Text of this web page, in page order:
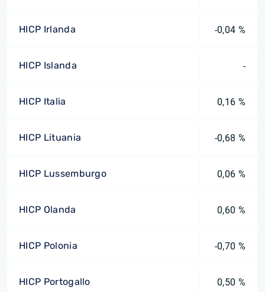
HICP Irlanda -0,04 %
HICP Islanda -
HICP Italia 0,16 %
HICP Lituania -0,68 %
HICP Lussemburgo 0,06 %
HICP Olanda 0,60 %
HICP Polonia -0,70 %
HICP Portogallo 0,50 %